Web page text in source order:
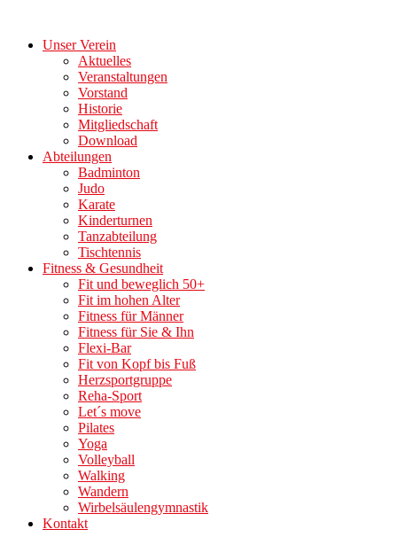
springenUnser Verein
Aktuelles
Veranstaltungen
Vorstand
Historie
Mitgliedschaft
Download
Abteilungen
Badminton
Judo
Karate
Kinderturnen
Tanzabteilung
Tischtennis
Fitness & Gesundheit
Fit und beweglich 50+
Fit im hohen Alter
Fitness für Männer
Fitness für Sie & Ihn
Flexi-Bar
Fit von Kopf bis Fuß
Herzsportgruppe
Reha-Sport
Let´s move
Pilates
Yoga
Volleyball
Walking
Wandern
Wirbelsäulengymnastik
Kontakt